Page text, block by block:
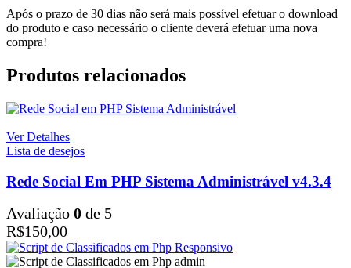
Após o prazo de 30 dias não será mais possível efetuar o download
do produto e caso necessário o cliente deverá efetuar uma nova
compra!
Produtos relacionados
Ver Detalhes
Lista de desejos
Rede Social Em PHP Sistema Administrável v4.3.4
Avaliação 0 de 5
R$150,00